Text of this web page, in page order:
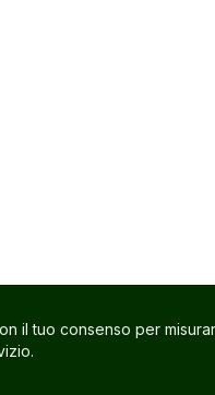
il tuo consenso per